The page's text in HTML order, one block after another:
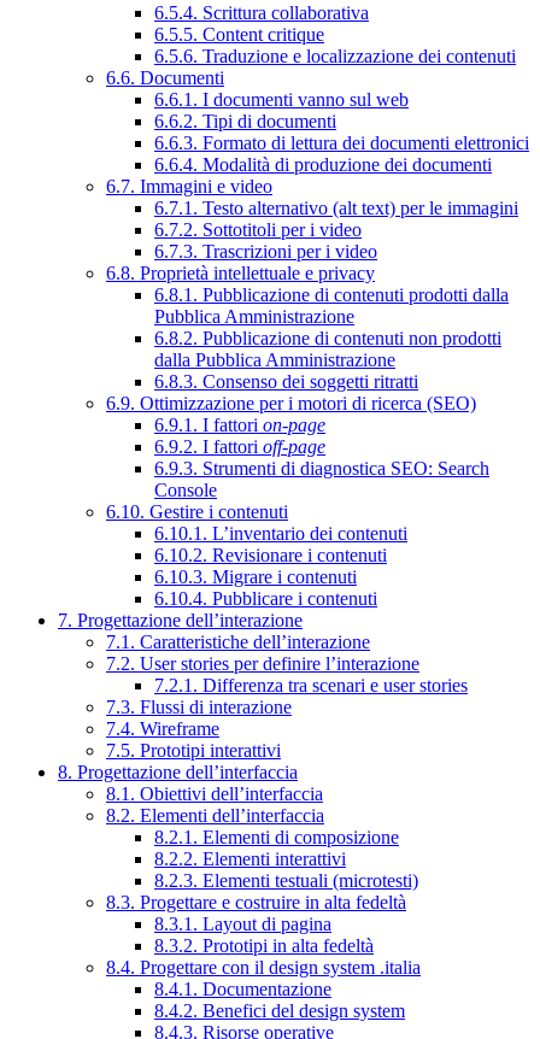
6.5.4. Scrittura collaborativa
6.5.5. Content critique
6.5.6. Traduzione e localizzazione dei contenuti
6.6. Documenti
6.6.1. I documenti vanno sul web
6.6.2. Tipi di documenti
6.6.3. Formato di lettura dei documenti elettronici
6.6.4. Modalità di produzione dei documenti
6.7. Immagini e video
6.7.1. Testo alternativo (alt text) per le immagini
6.7.2. Sottotitoli per i video
6.7.3. Trascrizioni per i video
6.8. Proprietà intellettuale e privacy
6.8.1. Pubblicazione di contenuti prodotti dalla
Pubblica Amministrazione
6.8.2. Pubblicazione di contenuti non prodotti
dalla Pubblica Amministrazione
6.8.3. Consenso dei soggetti ritratti
6.9. Ottimizzazione per i motori di ricerca (SEO)
6.9.1. I fattori on-page
6.9.2. I fattori off-page
6.9.3. Strumenti di diagnostica SEO: Search
Console
6.10. Gestire i contenuti
6.10.1. L’inventario dei contenuti
6.10.2. Revisionare i contenuti
6.10.3. Migrare i contenuti
6.10.4. Pubblicare i contenuti
7. Progettazione dell’interazione
7.1. Caratteristiche dell’interazione
7.2. User stories per definire l’interazione
7.2.1. Differenza tra scenari e user stories
7.3. Flussi di interazione
7.4. Wireframe
7.5. Prototipi interattivi
8. Progettazione dell’interfaccia
8.1. Obiettivi dell’interfaccia
8.2. Elementi dell’interfaccia
8.2.1. Elementi di composizione
8.2.2. Elementi interattivi
8.2.3. Elementi testuali (microtesti)
8.3. Progettare e costruire in alta fedeltà
8.3.1. Layout di pagina
8.3.2. Prototipi in alta fedeltà
8.4. Progettare con il design system .italia
8.4.1. Documentazione
8.4.2. Benefici del design system
8.4.3. Risorse operative